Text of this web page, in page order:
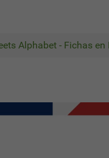
Alphabet - Fichas